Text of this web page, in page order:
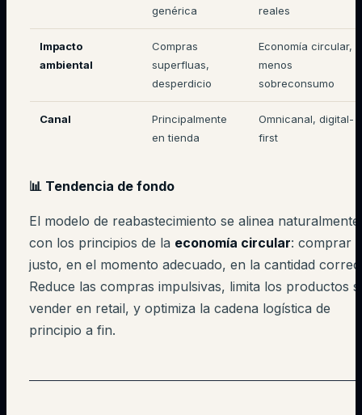
genérica
reales
Impacto
ambiental
Compras
superfluas,
desperdicio
Economía circular,
menos
sobreconsumo
Canal
Principalmente
en tienda
Omnicanal, digital-
first
📊 Tendencia de fondo
El modelo de reabastecimiento se alinea naturalmente
con los principios de la economía circular: comprar
justo, en el momento adecuado, en la cantidad
Reduce las compras impulsivas, limita los productos
vender en retail, y optimiza la cadena logística de
principio a fin.